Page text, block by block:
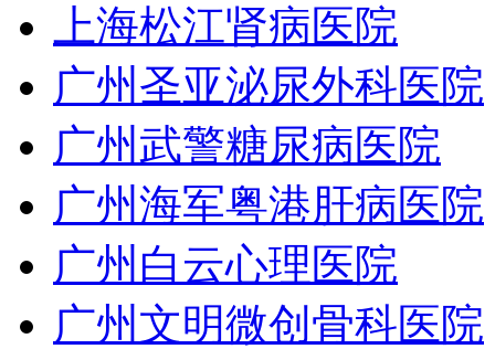
上海松江肾病医院
广州圣亚泌尿外科医院
广州武警糖尿病医院
广州海军粤港肝病医院
广州白云心理医院
广州文明微创骨科医院